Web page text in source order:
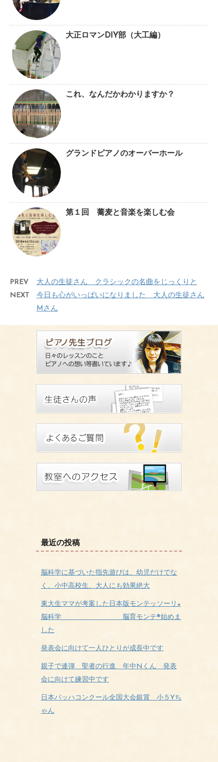
大正ロマンDIY部（大工編）
これ、なんだかわかりますか？
グランドピアノのオーバーホール
第１回 蕎麦と音楽を楽しむ会
PREV
大人の生徒さん クラシックの名曲をじっくりと
NEXT
今日も心がいっぱいになりました 大人の生徒さん
Mさん
最近の投稿
脳科学に基づいた指先遊びは、幼児だけでな
く、小中高校生、大人にも効果絶大
東大生ママが考案した日本版モンテッソーリ×
脳科学 脳育モンテ®始めま
した
発表会に向けて一人ひとりが成長中です
親子で連弾 聖者の行進 年中Nくん 発表
会に向けて練習中です
日本バッハコンクール全国大会銀賞 小５Yち
ゃん